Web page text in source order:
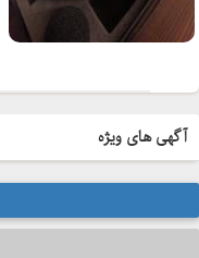
آگهی های ویژه